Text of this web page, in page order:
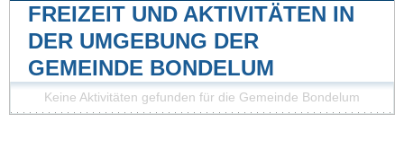
FREIZEIT UND AKTIVITÄTEN IN
DER UMGEBUNG DER
GEMEINDE BONDELUM
Keine Aktivitäten gefunden für die Gemeinde Bondelum